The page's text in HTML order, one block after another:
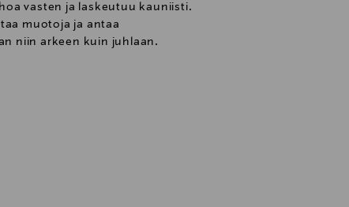
vasten ja laskeutuu kauniisti.
muotoja ja antaa
niin arkeen kuin juhlaan.